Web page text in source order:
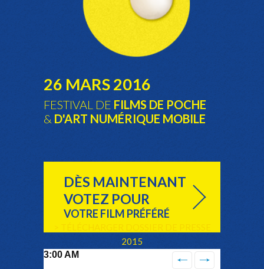
26 MARS 2016
FESTIVAL DE FILMS DE POCHE
& D'ART NUMÉRIQUE MOBILE
DÈS MAINTENANT
VOTEZ POUR
VOTRE FILM PRÉFÉRÉ
2015
3:00 AM